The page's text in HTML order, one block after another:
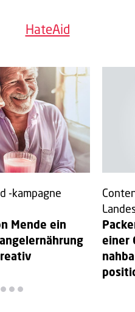
HateAid
-kampagne
Mende ein
einer